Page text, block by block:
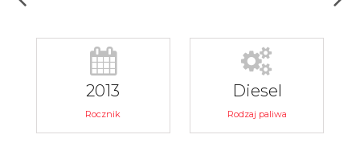
2013
Rocznik
Diesel
Rodzaj paliwa